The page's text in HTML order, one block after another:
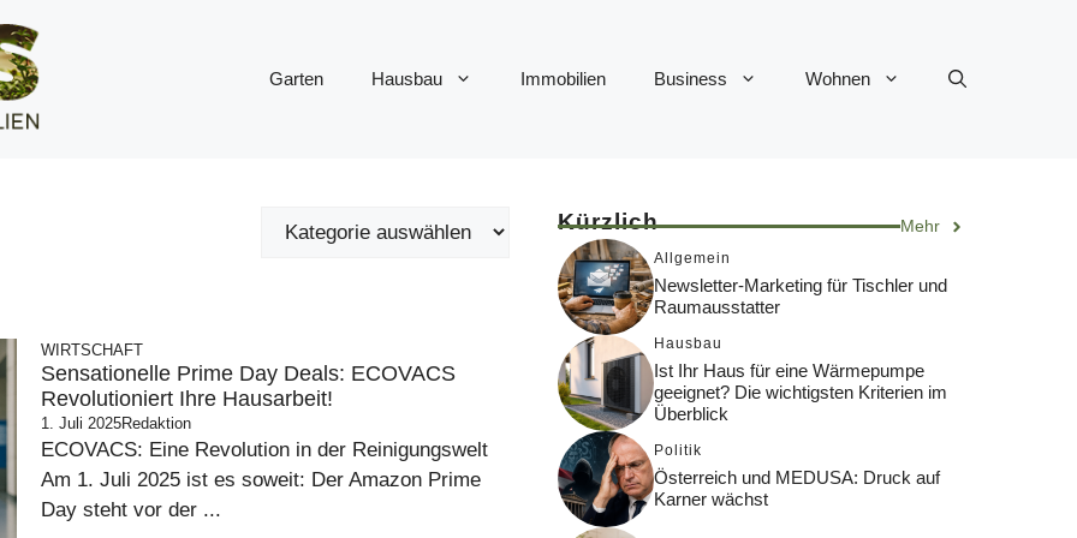
Garten Hausbau Immobilien Business Wohnen
WIRTSCHAFT
Sensationelle Prime Day Deals: ECOVACS
Revolutioniert Ihre Hausarbeit!
1. Juli 2025Redaktion
ECOVACS: Eine Revolution in der Reinigungswelt
Am 1. Juli 2025 ist es soweit: Der Amazon Prime
Day steht vor der ...
Kürzlich Mehr
Allgemein
Newsletter-Marketing für Tischler und
Raumausstatter
Hausbau
Ist Ihr Haus für eine Wärmepumpe
geeignet? Die wichtigsten Kriterien im
Überblick
Politik
Österreich und MEDUSA: Druck auf
Karner wächst